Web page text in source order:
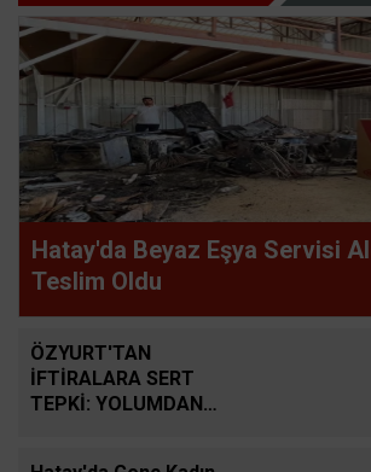
Hatay'da Beyaz Eşya Servisi
Teslim Oldu
ÖZYURT'TAN
İFTİRALARA SERT
TEPKİ: YOLUMDAN